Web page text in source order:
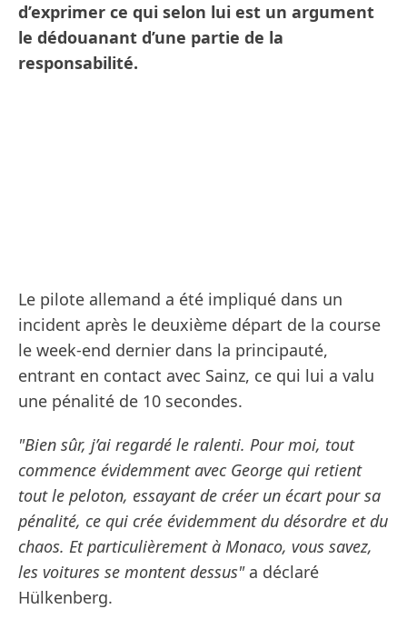
d’exprimer ce qui selon lui est un argument
le dédouanant d’une partie de la
responsabilité.
Le pilote allemand a été impliqué dans un
incident après le deuxième départ de la course
le week-end dernier dans la principauté,
entrant en contact avec Sainz, ce qui lui a valu
une pénalité de 10 secondes.
"Bien sûr, j’ai regardé le ralenti. Pour moi, tout
commence évidemment avec George qui retient
tout le peloton, essayant de créer un écart pour sa
pénalité, ce qui crée évidemment du désordre et du
chaos. Et particulièrement à Monaco, vous savez,
les voitures se montent dessus"a déclaré
Hülkenberg.